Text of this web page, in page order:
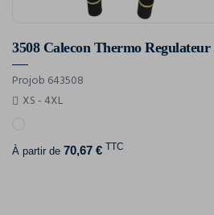
Projob 643508
XS - 4XL
À partir de 70,67 € TTC